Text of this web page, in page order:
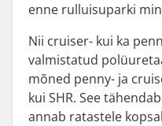
enne rulluisuparki
Nii cruiser- kui ka
valmistatud
mõned penny- ja
kui SHR. See
annab ratastele